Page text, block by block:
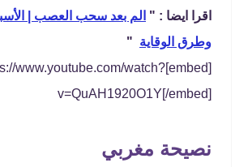
اقرا ايضا : " الم بعد سحب العصب |
وطرق الوقاية "
www.youtube.com/watch?
v=QuAH1920O1Y[/embed]
نصيحة مغربي